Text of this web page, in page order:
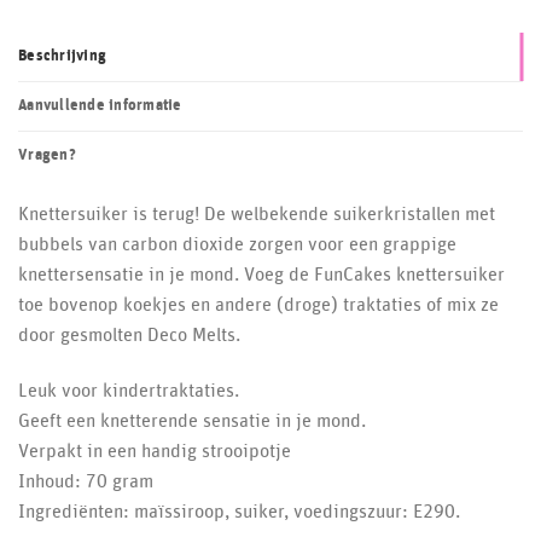
Beschrijving
Aanvullende informatie
Vragen?
Knettersuiker is terug! De welbekende suikerkristallen met
bubbels van carbon dioxide zorgen voor een grappige
knettersensatie in je mond. Voeg de FunCakes knettersuiker
toe bovenop koekjes en andere (droge) traktaties of mix ze
door gesmolten Deco Melts.
Leuk voor kindertraktaties.
Geeft een knetterende sensatie in je mond.
Verpakt in een handig strooipotje
Inhoud: 70 gram
Ingrediënten: maïssiroop, suiker, voedingszuur: E290.